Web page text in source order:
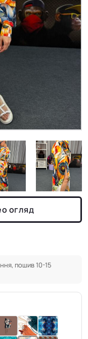
огляд
пошив 10-15